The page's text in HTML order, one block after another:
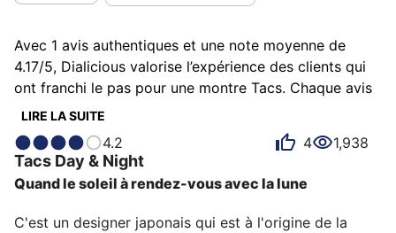
Avec 1 avis authentiques et une note moyenne de
4.17/5, Dialicious valorise l’expérience des clients qui
ont franchi le pas pour une montre Tacs. Chaque avis
est une source d’inspiration pour comprendre ce qui
rend Tacs unique aux yeux de ses possesseurs.
Certains la décrivent comme atypique, d'autres
comme conceptuelle ou énigmatique et chacun a des
raisons personnelles d’aimer sa Tacs pour son design,
son rapport qualité-prix ou encore son émotion.
LIRE LA SUITE
4.2 4 1,938
Tacs Day & Night
Quand le soleil à rendez-vous avec la lune
C'est un designer japonais qui est à l'origine de la